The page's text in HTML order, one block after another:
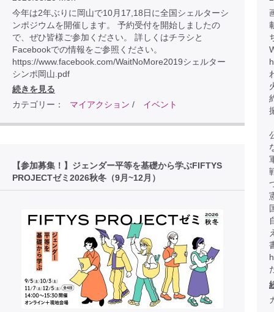
今年は2年ぶりに岡山で10月17,18日に全国シェルターシ
ンポジウムを開催します。 予約受付を開始しましたの
で、ぜひ皆様ご参加ください。 詳しくはチラシと
Facebookでの情報をご参照ください。
https://www.facebook.com/WaitNoMore2019シェルター
シンポ岡山.pdf
続きを見る
カテゴリー：
マイアクション / イベント
【参加募集！】ジェンダー平等を基礎から学ぶFIFTYS
PROJECTゼミ2026秋冬（9月~12月）